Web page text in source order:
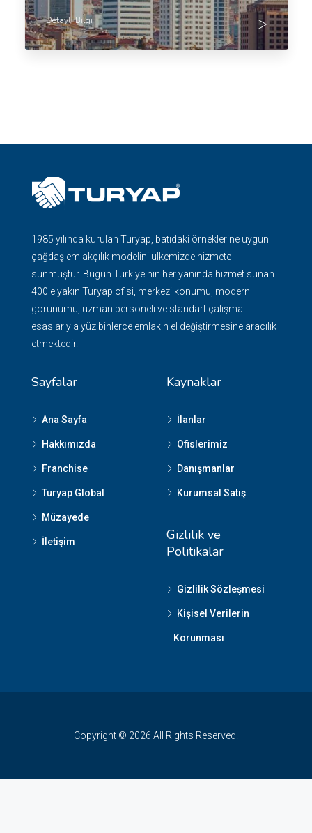
Detaylı Bilgi
1985 yılında kurulan Turyap, batıdaki örneklerine uygun
çağdaş emlakçılık modelini ülkemizde hizmete
sunmuştur. Bugün Türkiye'nin her yanında hizmet sunan
400'e yakın Turyap ofisi, merkezi konumu, modern
görünümü, uzman personeli ve standart çalışma
esaslarıyla yüz binlerce emlakın el değiştirmesine aracılık
etmektedir.
Sayfalar
Ana Sayfa
Hakkımızda
Franchise
Turyap Global
Müzayede
İletişim
Kaynaklar
İlanlar
Ofislerimiz
Danışmanlar
Kurumsal Satış
Gizlilik ve
Politikalar
Gizlilik Sözleşmesi
Kişisel Verilerin
Korunması
Copyright © 2026 All Rights Reserved.